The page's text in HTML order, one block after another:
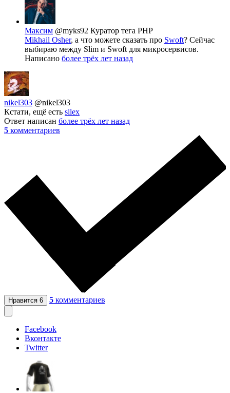
Максим @myks92 Куратор тега PHP
Mikhail Osher, а что можете сказать про Swoft? Сейчас
выбираю между Slim и Swoft для микросервисов.
Написано более трёх лет назад
nikel303 @nikel303
Кстати, ещё есть silex
Ответ написан более трёх лет назад
5 комментариев
Нравится 6 5 комментариев
Facebook
Вконтакте
Twitter